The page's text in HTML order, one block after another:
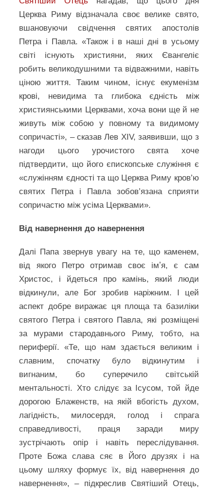
Церква Риму відзначала своє велике свято,
вшановуючи свідчення святих апостолів
Петра і Павла. «Також і в наші дні в усьому
світі існують християни, яких Євангеліє
робить великодушними та відважними, навіть
ціною життя. Таким чином, існує екуменізм
крові, невидима та глибока єдність між
християнськими Церквами, хоча вони ще й не
живуть між собою у повному та видимому
сопричасті», – сказав Лев XIV, заявивши, що з
нагоди цього урочистого свята хоче
підтвердити, що його єпископське служіння є
«служінням єдності та що Церква Риму кров’ю
святих Петра і Павла зобов’язана сприяти
сопричастю між усіма Церквами».
Від навернення до навернення
Далі Папа звернув увагу на те, що каменем,
від якого Петро отримав своє імʼя, є сам
Христос, і йдеться про камінь, який люди
відкинули, але Бог зробив наріжним. І цей
аспект добре виражає ця площа та базиліки
святого Петра і святого Павла, які розміщені
за мурами стародавнього Риму, тобто, на
периферії. «Те, що нам здається великим і
славним, спочатку було відкинутим і
вигнаним, бо суперечило світській
ментальності. Хто слідує за Ісусом, той йде
дорогою Блаженств, на якій вбогість духом,
лагідність, милосердя, голод і спрага
справедливості, праця заради миру
зустрічають опір і навіть переслідування.
Проте Божа слава сяє в Його друзях і на
цьому шляху формує їх, від навернення до
навернення», – підкреслив Святіший Отець,